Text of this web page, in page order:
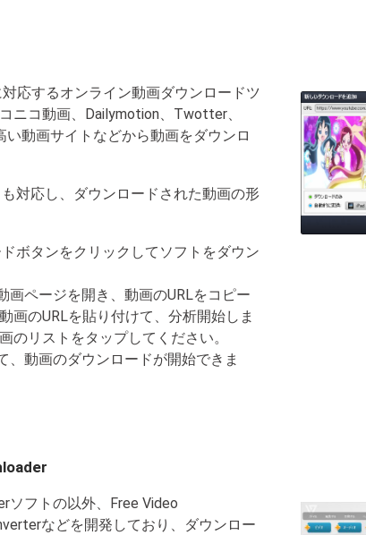
応するオンライン動画ダウンロードツ
ニコ動画、Dailymotion、Twotter、
い動画サイトなどから動画をダウンロ
対応し、ダウンロードされた動画の形
ボタンをクリックしてソフトをダウン
画ページを開き、動画のURLをコピー
画のURLを貼り付けて、分析開始しま
のリストをタップしてください。
、動画のダウンロードが開始できま
ソフトの以外、Free Video
などを開発しており、ダウンロー